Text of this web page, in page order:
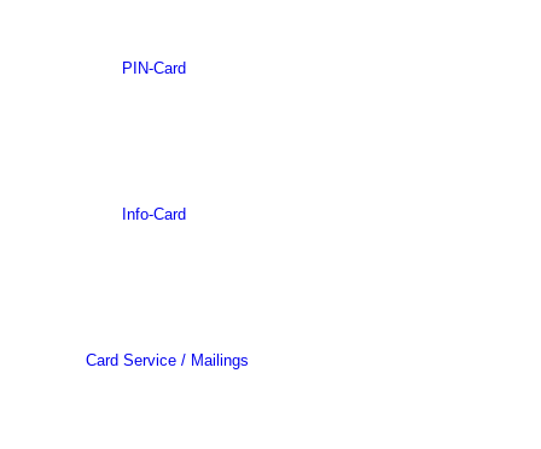
PIN-Card
Info-Card
Card Service / Mailings